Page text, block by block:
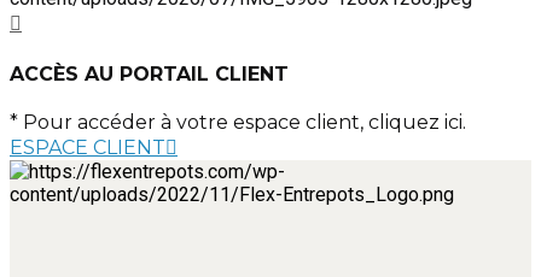
ACCÈS AU PORTAIL CLIENT
* Pour accéder à votre espace client, cliquez ici.
ESPACE CLIENT